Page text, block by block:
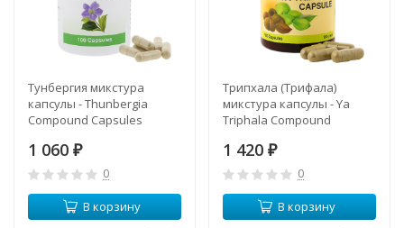
Тунбергия микстура
капсулы - Thunbergia
Compound Capsules
1 060 ₽
0
В корзину
Трипхала (Трифала)
микстура капсулы - Ya
Triphala Compound
1 420 ₽
0
В корзину